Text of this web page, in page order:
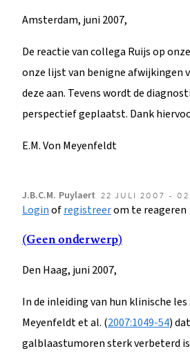
Amsterdam, juni 2007,
De reactie van collega Ruijs op
onze lijst van benigne afwijkingen
deze aan. Tevens wordt de
perspectief geplaatst. Dank
E.M. Von Meyenfeldt
J.B.C.M. Puylaert 22 JULI 2007 -
Loginofregistreerom te reageren
(Geen onderwerp)
Den Haag, juni 2007,
In de inleiding van hun klinische
Meyenfeldt et al. (2007:1049-54)
galblaastumoren sterk verbeterd